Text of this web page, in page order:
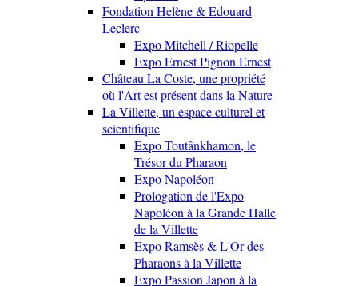
Fondation Helène & Edouard
Leclerc
Expo Mitchell / Riopelle
Expo Ernest Pignon Ernest
Château La Coste, une propriété
où l'Art est présent dans la Nature
La Villette, un espace culturel et
scientifique
Expo Toutânkhamon, le
Trésor du Pharaon
Expo Napoléon
Prologation de l'Expo
Napoléon à la Grande Halle
de la Villette
Expo Ramsès & L'Or des
Pharaons à la Villette
Expo Passion Japon à la